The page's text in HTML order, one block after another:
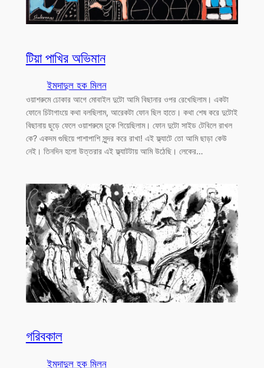
টিয়া পাখির অভিমান
ইমদাদুল হক মিলন
ওয়াশরুমে ঢোকার আগে মোবাইল দুটো আমি বিছানার ওপর রেখেছিলাম। একটা
ফোনে চিটাগাংয়ে কথা বলছিলাম, আরেকটা ফোন ছিল হাতে। কথা শেষ করে দুটোই
বিছানায় ছুড়ে ফেলে ওয়াশরুমে ঢুকে গিয়েছিলাম। ফোন দুটো সাইড টেবিলে রাখল
কে? একদম গুছিয়ে পাশাপাশি সুন্দর করে রাখা! এই ফ্ল্যাটে তো আমি ছাড়া কেউ
নেই। তিনদিন হলো উত্তরার এই ফ্ল্যাটটায় আমি উঠেছি। লেকের…
গরিবকাল
ইমদাদুল হক মিলন